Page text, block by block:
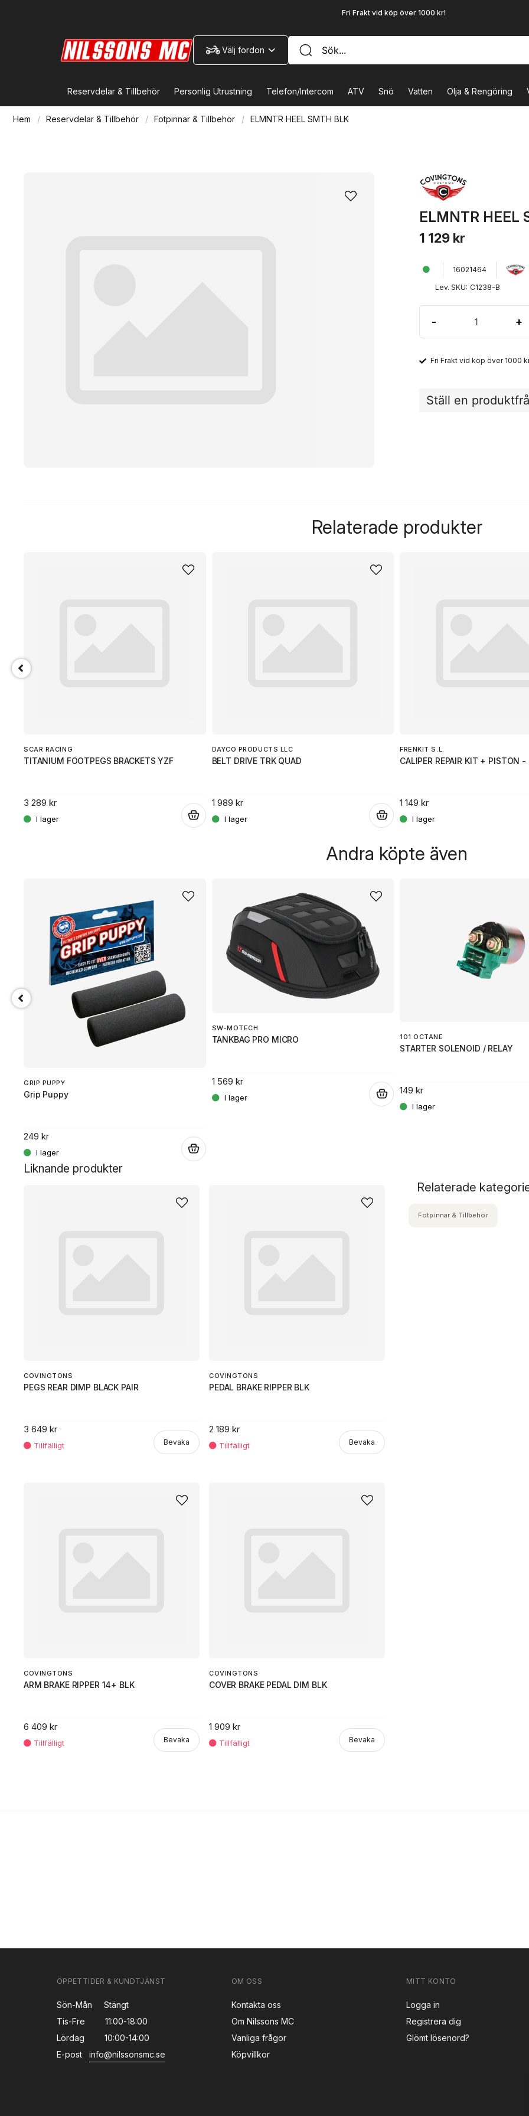
Fri Frakt vid köp över 1000 kr!
Välj fordon
Reservdelar & Tillbehör Personlig Utrustning Telefon/Intercom ATV Snö Vatten Olja & Rengöring
Hem Reservdelar & Tillbehör Fotpinnar & Tillbehör ELMNTR HEEL SMTH BLK
ELMNTR HEEL
1 129 kr
16021464
Lev. SKU: C1238-B
- +
Fri Frakt vid köp över 1000
Ställ en
Relaterade produkter
SCAR RACING
TITANIUM FOOTPEGS BRACKETS YZF
3 289 kr
DAYCO PRODUCTS LLC
BELT DRIVE TRK QUAD
1 989 kr
FRENKIT S.L.
CALIPER REPAIR KIT + PISTON -
1 149 kr
Andra köpte även
GRIP PUPPY
Grip Puppy
249 kr
SW-MOTECH
TANKBAG PRO MICRO
1 569 kr
101 OCTANE
STARTER SOLENOID / RELAY
149 kr
Liknande produkter
COVINGTONS
PEGS REAR DIMP BLACK PAIR
3 649 kr
Bevaka
COVINGTONS
PEDAL BRAKE RIPPER BLK
2 189 kr
Bevaka
COVINGTONS
ARM BRAKE RIPPER 14+ BLK
6 409 kr
Bevaka
COVINGTONS
COVER BRAKE PEDAL DIM BLK
1 909 kr
Bevaka
Relaterade
Fotpinnar & Tillbehör
ÖPPETTIDER & KUNDTJÄNST
Sön-Mån
Stängt
Tis-Fre
11:00-18:00
Lördag
10:00-14:00
E-post
info@nilssonsmc.se
OM OSS
Kontakta oss
Om Nilssons MC
Vanliga frågor
Köpvillkor
MITT KONTO
Logga in
Registrera dig
Glömt lösenord?